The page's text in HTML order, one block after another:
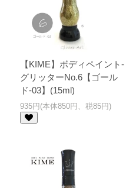
【KIME】ボディペイント-
グリッターNo.6【ゴール
ド-03】(15ml)
935円(本体850円、税85円)